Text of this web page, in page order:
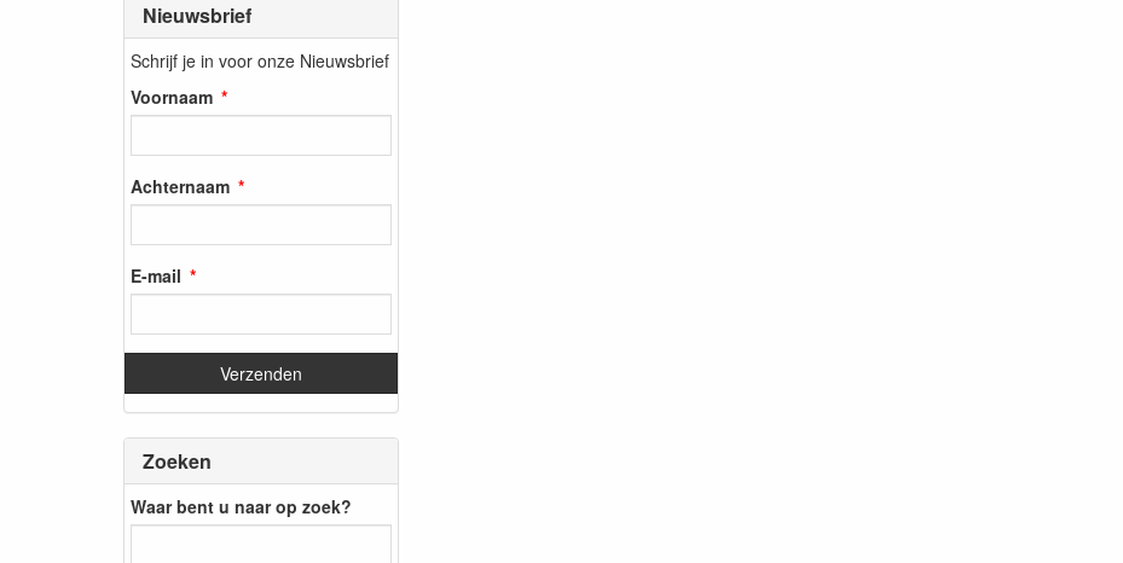
Nieuwsbrief
Schrijf je in voor onze Nieuwsbrief
Voornaam
Achternaam
E-mail
Zoeken
Waar bent u naar op zoek?